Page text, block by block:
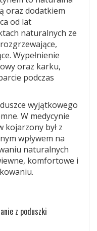
oraz dodatkiem
od lat
naturalnych ze
Wypełnienie
oraz karku,
podczas
wyjątkowego
W medycynie
był z
wpływem na
naturalnych
komfortowe i
z poduszki